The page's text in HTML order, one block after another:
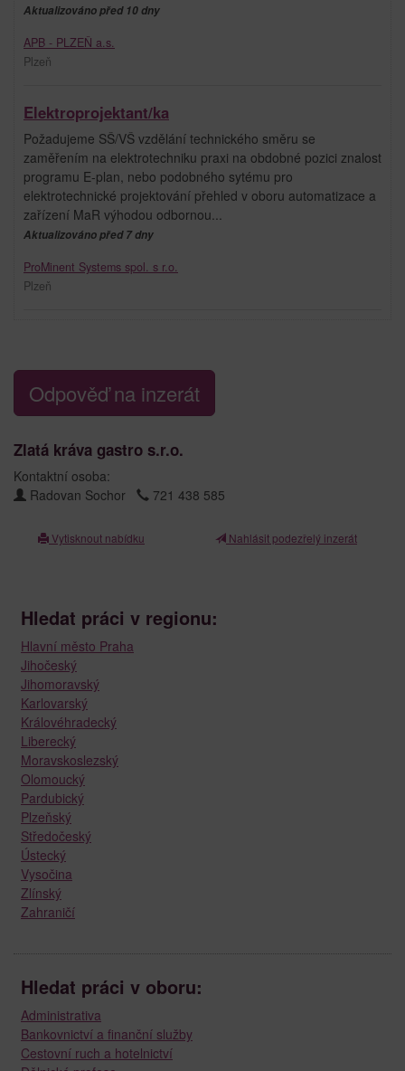
Aktualizováno před 10 dny
APB - PLZEŇ a.s.
Plzeň
Elektroprojektant/ka
Požadujeme SŠ/VŠ vzdělání technického směru se
zaměřením na elektrotechniku praxi na obdobné pozici znalost
programu E-plan, nebo podobného sytému pro
elektrotechnické projektování přehled v oboru automatizace a
zařízení MaR výhodou odbornou...
Aktualizováno před 7 dny
ProMinent Systems spol. s r.o.
Plzeň
Odpověď na inzerát
Zlatá kráva gastro s.r.o.
Kontaktní osoba:
Radovan Sochor
721 438 585
Vytisknout nabídku Nahlásit podezřelý inzerát
Hledat práci v regionu:
Hlavní město Praha
Jihočeský
Jihomoravský
Karlovarský
Královéhradecký
Liberecký
Moravskoslezský
Olomoucký
Pardubický
Plzeňský
Středočeský
Ústecký
Vysočina
Zlínský
Zahraničí
Hledat práci v oboru:
Administrativa
Bankovnictví a finanční služby
Cestovní ruch a hotelnictví